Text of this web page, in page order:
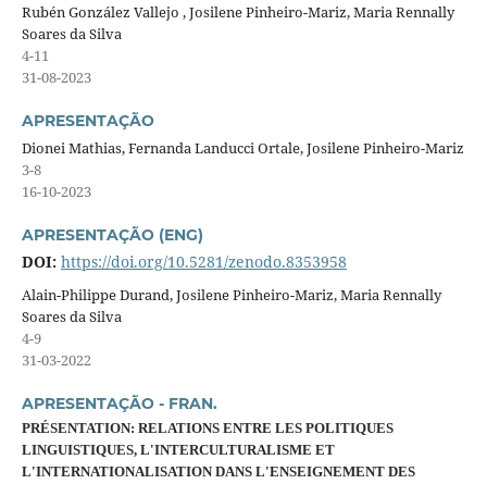
Rubén González Vallejo , Josilene Pinheiro-Mariz, Maria Rennally
Soares da Silva
4-11
31-08-2023
APRESENTAÇÃO
Dionei Mathias, Fernanda Landucci Ortale, Josilene Pinheiro-Mariz
3-8
16-10-2023
APRESENTAÇÃO (ENG)
DOI: https://doi.org/10.5281/zenodo.8353958
Alain-Philippe Durand, Josilene Pinheiro-Mariz, Maria Rennally
Soares da Silva
4-9
31-03-2022
APRESENTAÇÃO - FRAN.
PRÉSENTATION: RELATIONS ENTRE LES POLITIQUES
LINGUISTIQUES, L'INTERCULTURALISME ET
L'INTERNATIONALISATION DANS L'ENSEIGNEMENT DES